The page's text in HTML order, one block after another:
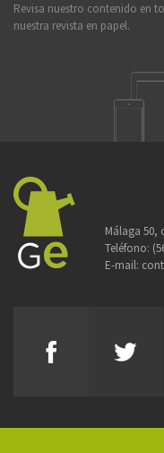
Revisa nuestro contenido en
nuestra revista en papel.
Málaga 50,
Teléfono:
E-mail: